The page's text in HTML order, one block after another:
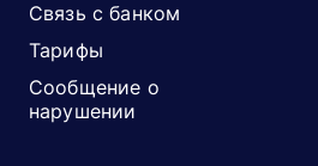
Связь с банком
Тарифы
Сообщение о
нарушении